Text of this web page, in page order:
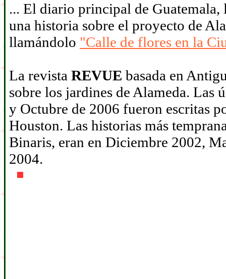
... El diario principal de
una historia sobre el proyecto de
llamándolo "Calle de flores en la
La revista REVUE basada en
sobre los jardines de Alameda. Las
y Octubre de 2006 fueron escritas
Houston. Las historias más
Binaris, eran en Diciembre 2002,
2004.